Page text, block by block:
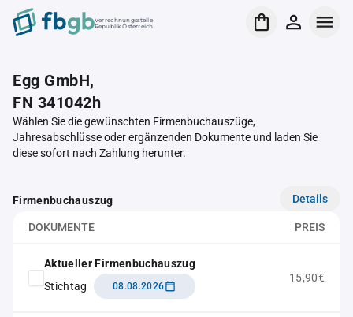
Verrechnungsstelle
Republik Österreich
Egg GmbH,
FN 341042h
Wählen Sie die gewünschten Firmenbuchauszüge,
Jahresabschlüsse oder ergänzenden Dokumente und laden Sie
diese sofort nach Zahlung herunter.
Firmenbuchauszug Details
DOKUMENTE PREIS
Aktueller Firmenbuchauszug
Stichtag
08.08.2026
15,90€